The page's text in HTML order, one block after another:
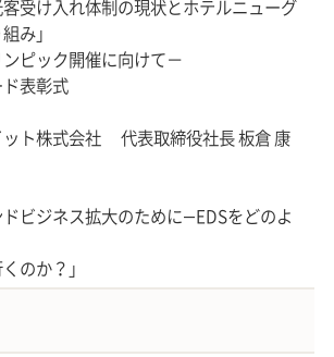
客受け入れ体制の現状とホテルニューグ
み」
ピック開催に向けて－
表彰式
ット株式会社 代表取締役社長 板倉 康
ドビジネス拡大のために—EDSをどのよ
のか？」